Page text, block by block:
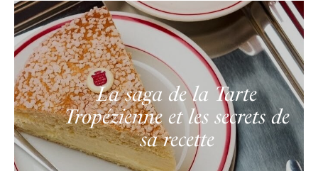
La saga de la Tarte
Tropézienne et les secrets de
sa recette